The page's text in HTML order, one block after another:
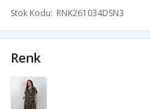
Stok Kodu RNK261034DSN3
Renk